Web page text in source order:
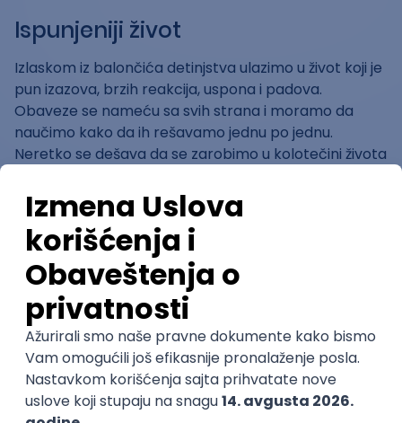
Ispunjeniji život
Izlaskom iz balončića detinjstva ulazimo u život koji je
pun izazova, brzih reakcija, uspona i padova.
Obaveze se nameću sa svih strana i moramo da
naučimo kako da ih rešavamo jednu po jednu.
Neretko se dešava da se zarobimo u kolotečini života
reči. U takvim situacijama imati nešto što možemo
da radimo, a u čemu uživamo, dodaje boje svetu oko
nas. Istrčati 5km, naslikati sliku, odsvirati pesmu,
otputovati negde, ukrasiti zid sobe, napraviti
slagalicu ili uraditi bilo šta što čini naš hobi puni
pregradu u policama našeg života i čini da se i nama i
drugima dopadaju sve više. Uživati bar neki kratak
period svakog dana je nešto što sebi možete da
priuštite i što vam je potrebno da biste živeli onako
kako zaslužujete.